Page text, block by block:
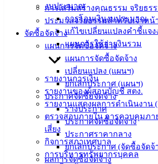
การเสริมสร้างคุณธรรม จริยธร
ประมวลจริยธรรมสำหรับเจ้าหน้
จัดซื้อจัดจ้าง
แผนการจัดซื้อจัดจ้าง
แผนการจัดซื้อจัดจ้าง
เปลี่ยนแปลง (แผนฯ)
ยกเลิกประกาศ (แผนฯ)
ประกาศจัดซื้อจัดจ้าง
ร่างประกาศ
ประกาศจัดซื้อจัดจ้าง
ประกาศราคากลาง
ยกเลิกประกาศ (จัดซื้อจัดจ้
ผลการจัดซื้อจัดจ้าง
งบประมาณ
การโอนเงินงบประมาณ
แก้ไขเปลี่ยนแปลงคำชี้แจ
แผนการใช้จ่ายงินรวม
รายงานการเงิน
รายงานของผู้สอบบัญชี สตง.
รายงานแสดงผลการดำเนินงาน
ตรวจสอบภายใน การควบคุมภา
เสี่ยง
กิจการสภาเทศบาล
การบริหารทรัพยากรบุคคล
เทศบาล
ส่วน
ราชการ
สภา
เทศบาล
สงวนลิขสิทธิ์ © 2563 เทศบาลเมืองอ่างศิลา
angsilacity.go.th | Powered byBuuscript